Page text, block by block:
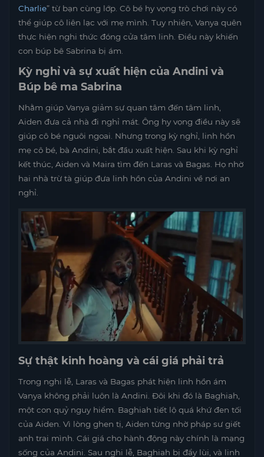
Charlie” từ bạn cùng lớp. Cô bé hy vọng trò chơi này có
thể giúp cô liên lạc với mẹ mình. Tuy nhiên, Vanya quên
thực hiện nghi thức đóng cửa tâm linh. Điều này khiến
con búp bê Sabrina bị ám.
Kỳ nghỉ và sự xuất hiện của Andini và
Búp bê ma Sabrina
Nhằm giúp Vanya giảm sự quan tâm đến tâm linh,
Aiden đưa cả nhà đi nghỉ mát. Ông hy vọng điều này sẽ
giúp cô bé nguôi ngoai. Nhưng trong kỳ nghỉ, linh hồn
mẹ cô bé, bà Andini, bắt đầu xuất hiện. Sau khi kỳ nghỉ
kết thúc, Aiden và Maira tìm đến Laras và Bagas. Họ nhờ
hai nhà trừ tà giúp đưa linh hồn của Andini về nơi an
nghỉ.
Sự thật kinh hoàng và cái giá phải trả
Trong nghi lễ, Laras và Bagas phát hiện linh hồn ám
Vanya không phải luôn là Andini. Đôi khi đó là Baghiah,
một con quỷ nguy hiểm. Baghiah tiết lộ quá khứ đen tối
của Aiden. Vì lòng ghen tị, Aiden từng nhờ pháp sư giết
anh trai mình. Cái giá cho hành động này chính là mạng
sống của Andini. Sau nghi lễ, Baghiah bị đẩy lùi, và linh